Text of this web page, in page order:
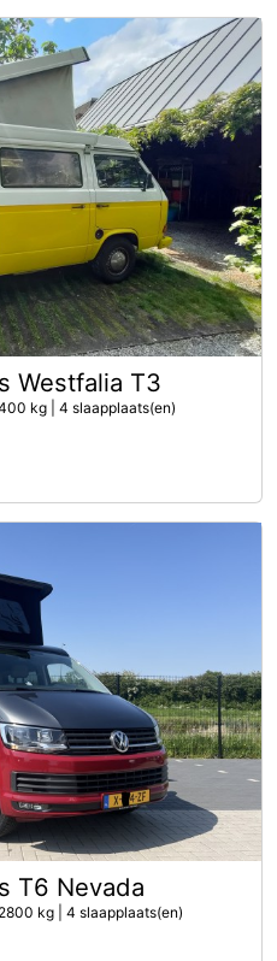
Westfalia T3
kg | 4 slaapplaats(en)
T6 Nevada
kg | 4 slaapplaats(en)